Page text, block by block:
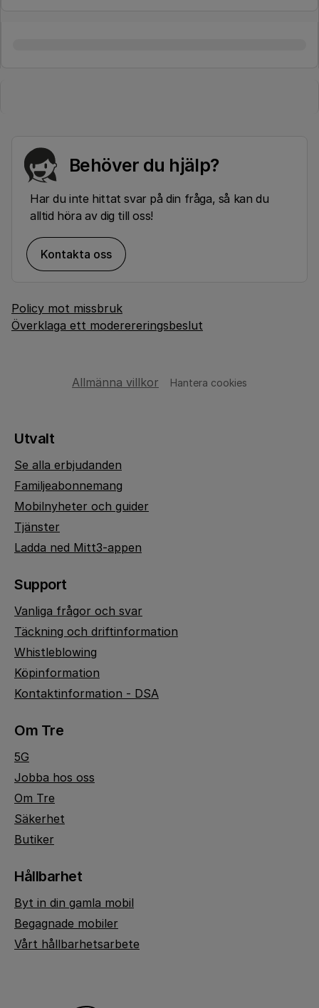
Behöver du hjälp?
Har du inte hittat svar på din fråga, så kan du
alltid höra av dig till oss!
Kontakta oss
Policy mot missbruk
Överklaga ett moderereringsbeslut
Allmänna villkor Hantera cookies
Utvalt
Se alla erbjudanden
Familjeabonnemang
Mobilnyheter och guider
Tjänster
Ladda ned Mitt3-appen
Support
Vanliga frågor och svar
Täckning och driftinformation
Whistleblowing
Köpinformation
Kontaktinformation - DSA
Om Tre
5G
Jobba hos oss
Om Tre
Säkerhet
Butiker
Hållbarhet
Byt in din gamla mobil
Begagnade mobiler
Vårt hållbarhetsarbete